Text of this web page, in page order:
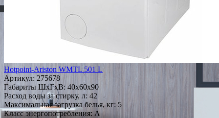
Hotpoint-Ariston WMTL 501 L
Артикул: 275678
Габариты ШxГxВ: 40x60x90
Расход воды за стирку, л: 42
Максимальная загрузка белья, кг: 5
Класс энергопотребления: A